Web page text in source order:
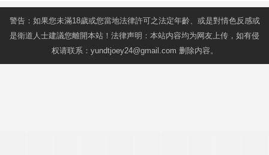
警告：如果您未滿18歲或您當地法律許可之法定年齡、或是對情色反感或
是衛道人士建議您離開本站！法律声明：本站内容均为网友上传，如有侵
权请联系： yundtjoey24@gmail.com 删除内容。